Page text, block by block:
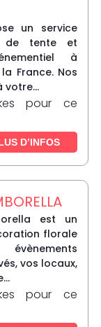
un service
de tente et
à
France. Nos
votre...
pour ce
D’INFOS
est un
florale
vos locaux,
pour ce